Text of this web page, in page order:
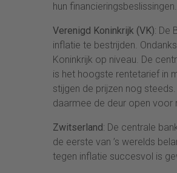
hun financieringsbeslissingen.
Verenigd Koninkrijk (VK): De
inflatie te bestrijden.
Koninkrijk op niveau. De
is het hoogste rentetarief in
stijgen de prijzen nog
daarmee de deur open voor
Zwitserland: De centrale
de eerste van ’s werelds
tegen inflatie succesvol is